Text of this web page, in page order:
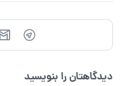
دیدگاهتان را بنویسید